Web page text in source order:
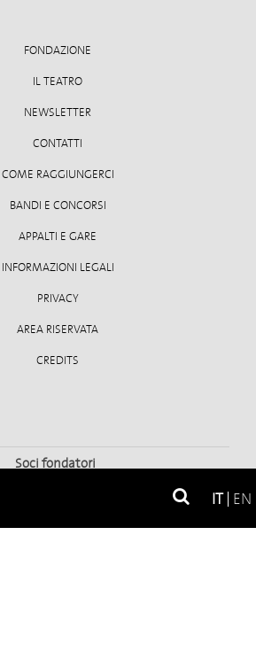
IT EN
FONDAZIONE
IL TEATRO
NEWSLETTER
CONTATTI
COME RAGGIUNGERCI
BANDI E CONCORSI
APPALTI E GARE
INFORMAZIONI LEGALI
PRIVACY
AREA RISERVATA
CREDITS
Soci fondatori